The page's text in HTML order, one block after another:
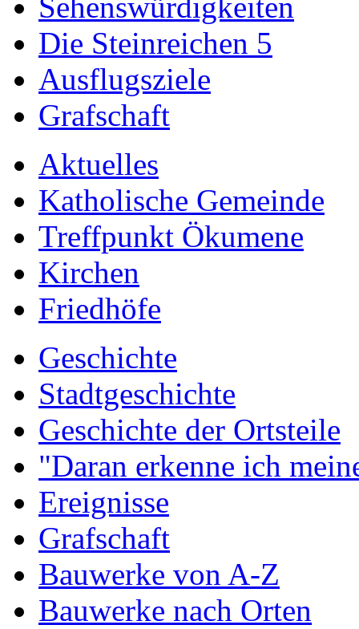
Sehenswürdigkeiten
Die Steinreichen 5
Ausflugsziele
Grafschaft
Aktuelles
Katholische Gemeinde
Treffpunkt Ökumene
Kirchen
Friedhöfe
Geschichte
Stadtgeschichte
Geschichte der Ortsteile
"Daran erkenne ich
Ereignisse
Grafschaft
Bauwerke von A-Z
Bauwerke nach Orten